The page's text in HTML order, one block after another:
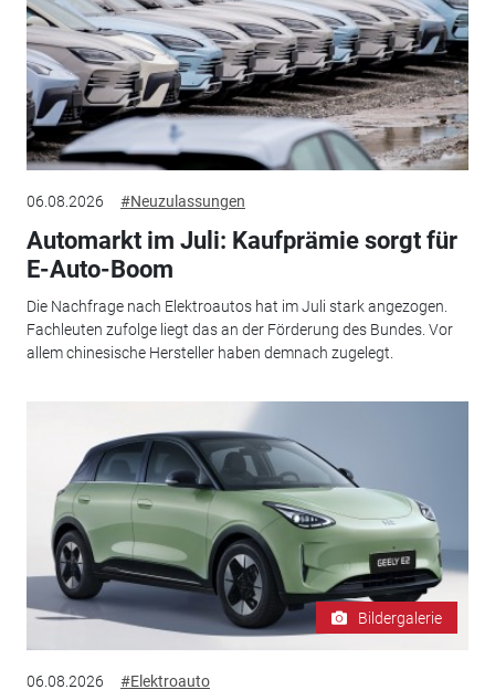
06.08.2026 #Neuzulassungen
Automarkt im Juli: Kaufprämie sorgt für
E-Auto-Boom
Die Nachfrage nach Elektroautos hat im Juli stark angezogen.
Fachleuten zufolge liegt das an der Förderung des Bundes. Vor
allem chinesische Hersteller haben demnach zugelegt.
Bildergalerie
06.08.2026 #Elektroauto